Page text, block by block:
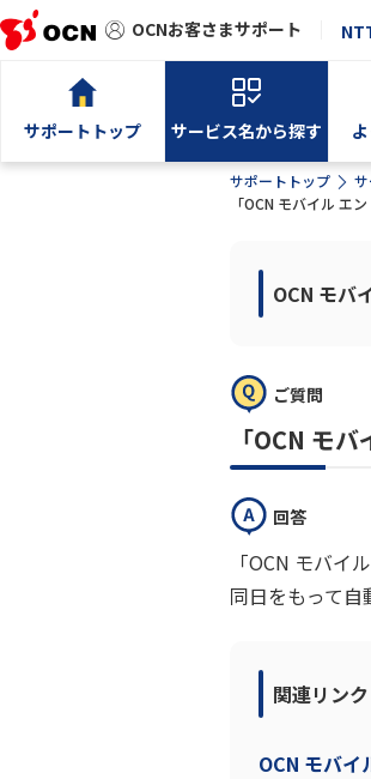
OCNお客さまサポート
サポートトップ サービス名から探す
サポートトップ
「OCN モバイル エ
OCN モバ
ご質問
「OCN モ
回答
「OCN モバイ
同日をもって自
関連リンク
OCN モバ